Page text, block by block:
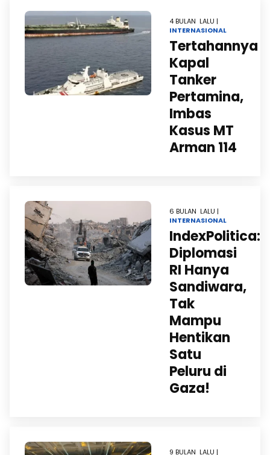
4 BULAN LALU |
INTERNASIONAL
Tertahannya
Kapal
Tanker
Pertamina,
Imbas
Kasus MT
Arman 114
6 BULAN LALU |
INTERNASIONAL
IndexPolitica:
Diplomasi
RI Hanya
Sandiwara,
Tak
Mampu
Hentikan
Satu
Peluru di
Gaza!
9 BULAN LALU |